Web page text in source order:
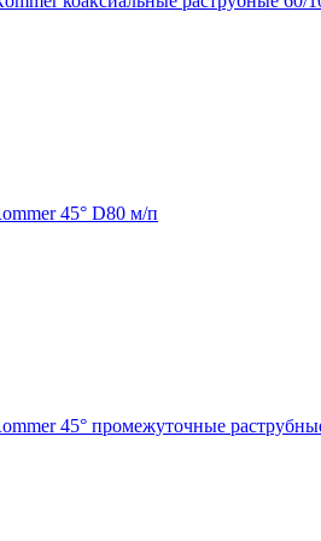
45° D80 м/п
45° промежуточные